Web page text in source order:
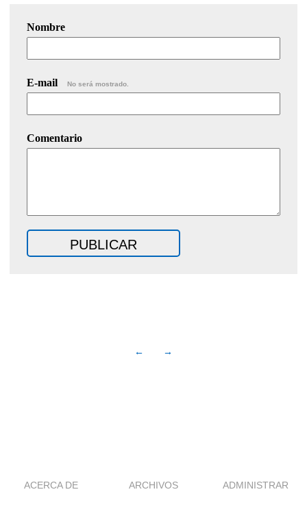
Nombre
E-mail No será mostrado.
Comentario
← →
ACERCA DE ARCHIVOS ADMINISTRAR